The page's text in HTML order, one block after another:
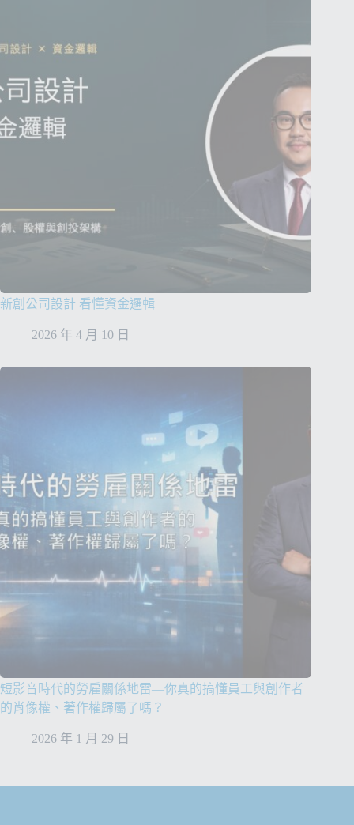
新創公司設計 看懂資金邏輯
2026 年 4 月 10 日
短影音時代的勞雇關係地雷—你真的搞懂員工與創作者
的肖像權、著作權歸屬了嗎？
2026 年 1 月 29 日